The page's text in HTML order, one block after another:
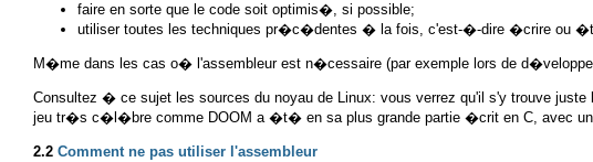
faire en sorte que le code soit optimis�, si possible;
utiliser toutes les techniques pr�c�dentes � la fois, c'est-�-dire �crire ou
M�me dans les cas o� l'assembleur est n�cessaire (par exemple lors de
Consultez � ce sujet les sources du noyau de Linux: vous verrez qu'il s'y trouve
jeu tr�s c�l�bre comme DOOM a �t� en sa plus grande partie �crit en C, avec
2.2 Comment ne pas utiliser l'assembleur